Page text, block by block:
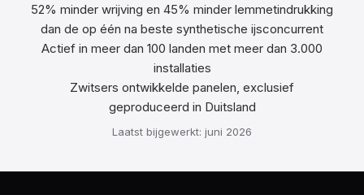
52% minder wrijving en 45% minder lemmetindrukking
dan de op één na beste synthetische ijsconcurrent
Actief in meer dan 100 landen met meer dan 3.000
installaties
Zwitsers ontwikkelde panelen, exclusief
geproduceerd in Duitsland
Laatst bijgewerkt: juni 2026